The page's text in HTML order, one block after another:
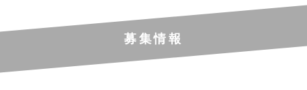
募集情報